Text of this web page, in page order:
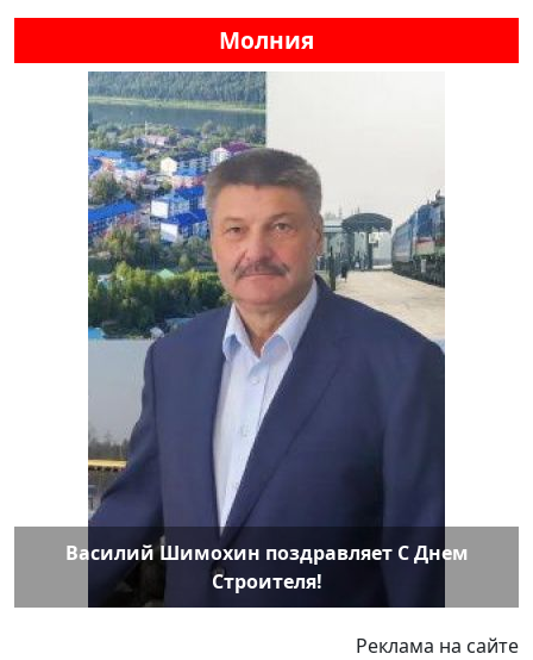
Молния
Василий Шимохин поздравляет С Днем
Строителя!
Реклама на сайте